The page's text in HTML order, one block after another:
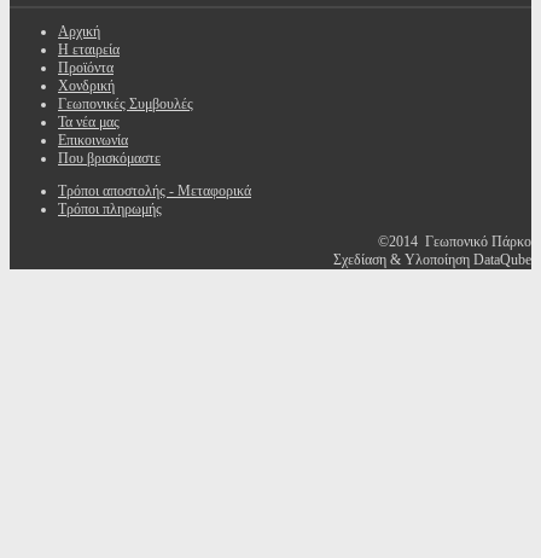
Αρχική
Η εταιρεία
Προϊόντα
Χονδρική
Γεωπονικές Συμβουλές
Τα νέα μας
Επικοινωνία
Που βρισκόμαστε
Τρόποι αποστολής - Μεταφορικά
Τρόποι πληρωμής
©2014 Γεωπονικό Πάρκο
Σχεδίαση & Υλοποίηση DataQube